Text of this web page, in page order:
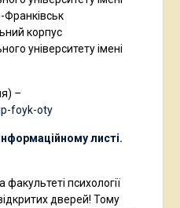
Франківськ
корпус
університету імені
–
foyk-oty
листі.
психології
дверей! Тому